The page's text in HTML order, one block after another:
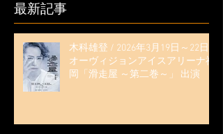
最新記事
木科雄登 / 2026年3月19日～22日
オーヴィジョンアイスアリーナ福
岡「滑走屋 ～第二巻～」 出演